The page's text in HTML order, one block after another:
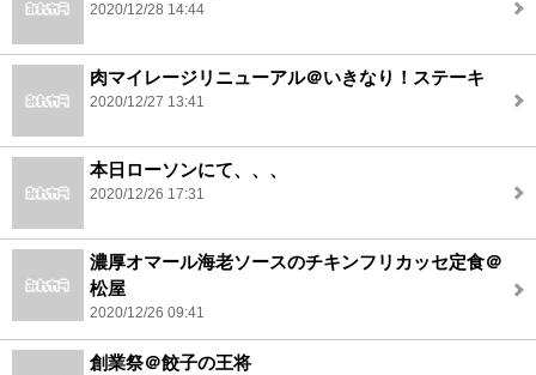
2020/12/28 14:44
肉マイレージリニューアル＠いきなり！ステーキ
2020/12/27 13:41
本日ローソンにて、、、
2020/12/26 17:31
濃厚オマール海老ソースのチキンフリカッセ定食＠
松屋
2020/12/26 09:41
創業祭＠餃子の王将